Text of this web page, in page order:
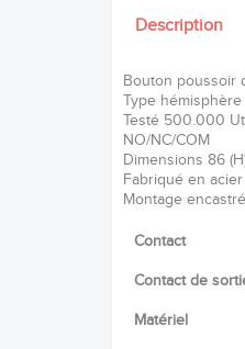
Description
Bouton poussoir
Type hémisphère
Testé 500.000
NO/NC/COM
Dimensions 86
Fabriqué en
Montage
Contact
Contact de
Matériel